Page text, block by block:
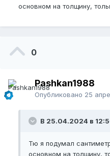
основном на толщину,
0
Pashkan1988
Опубликовано 25
В 25.04.2024 в
Тю я подумал
основном на толщину,